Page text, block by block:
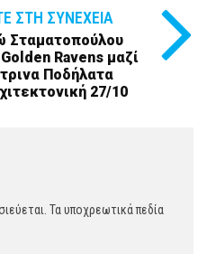
ΣΤΗ ΣΥΝΈΧΕΙΑ
Σταματοπούλου
Ravens μαζί
Ποδήλατα
27/10
Τα υποχρεωτικά πεδία